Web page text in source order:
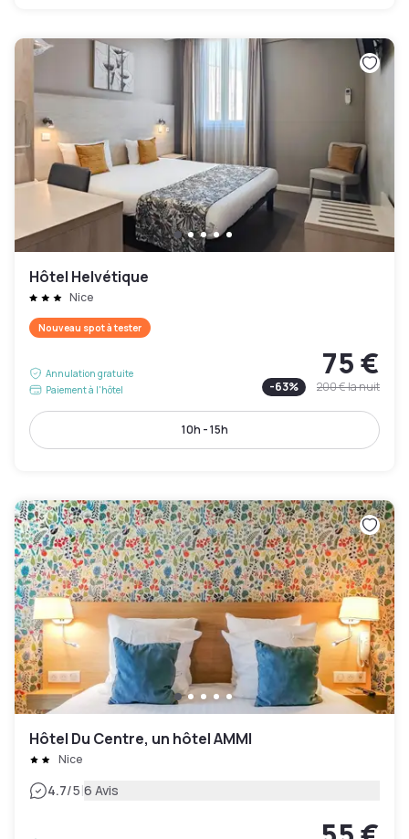
Hôtel Helvétique
Nice
Nouveau spot à tester
Annulation gratuite
Paiement à l'hôtel
75 €
-63% 200 €la nuit
10h - 15h
Hôtel Du Centre, un hôtel AMMI
Nice
4.7/5|6 Avis